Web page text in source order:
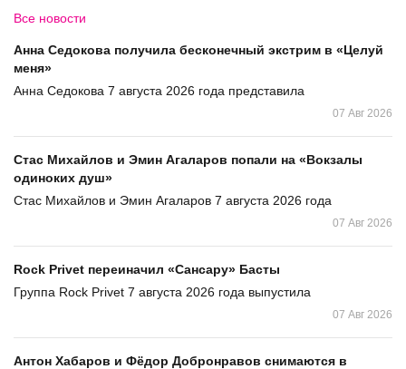
Все новости
Анна Седокова получила бесконечный экстрим в «Целуй
меня»
Анна Седокова 7 августа 2026 года представила
07 Авг 2026
Стас Михайлов и Эмин Агаларов попали на «Вокзалы
одиноких душ»
Стас Михайлов и Эмин Агаларов 7 августа 2026 года
07 Авг 2026
Rock Privet переиначил «Сансару» Басты
Группа Rock Privet 7 августа 2026 года выпустила
07 Авг 2026
Антон Хабаров и Фёдор Добронравов снимаются в